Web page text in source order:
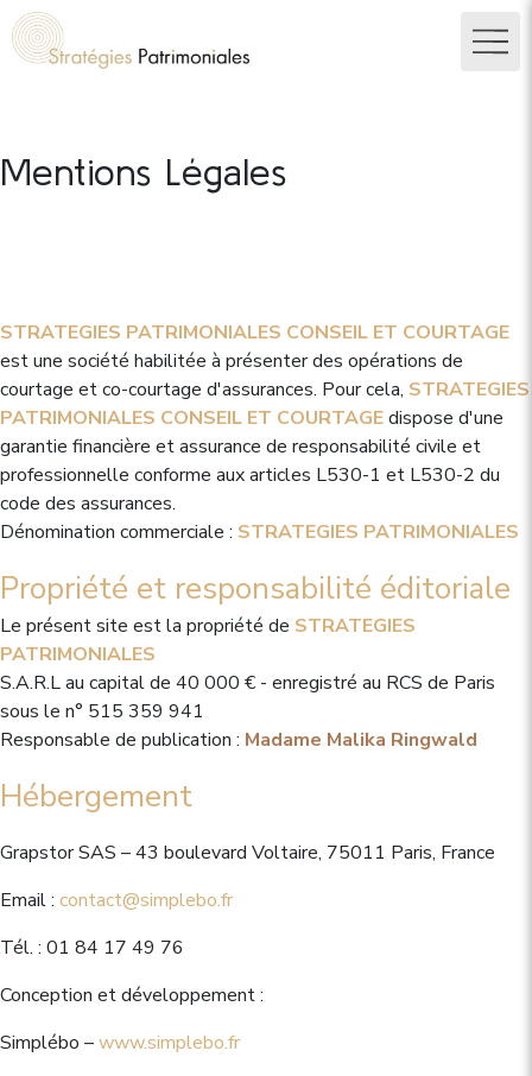
Mentions Légales
STRATEGIES PATRIMONIALES CONSEIL ET COURTAGE
est une société habilitée à présenter des opérations de
courtage et co-courtage d'assurances. Pour cela, STRATEGIES
PATRIMONIALES CONSEIL ET COURTAGEdispose d'une
garantie financière et assurance de responsabilité civile et
professionnelle conforme aux articles L530-1 et L530-2 du
code des assurances.
Dénomination commerciale : STRATEGIES PATRIMONIALES
Propriété et responsabilité éditoriale
Le présent site est la propriété de STRATEGIES
PATRIMONIALES
S.A.R.L au capital de 40 000 € - enregistré au RCS de Paris
sous le n° 515 359 941
Responsable de publication : Madame Malika Ringwald
Hébergement
Grapstor SAS – 43 boulevard Voltaire, 75011 Paris, France
Email : contact@simplebo.fr
Tél. : 01 84 17 49 76
Conception et développement :
Simplébo –www.simplebo.fr